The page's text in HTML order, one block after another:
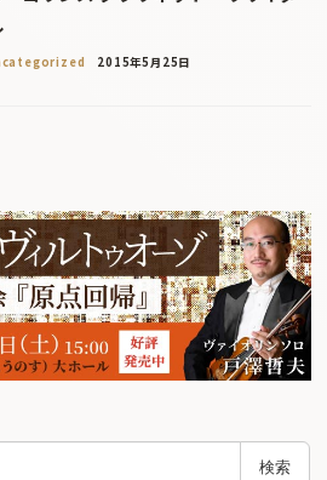
2015年5月25日
検索